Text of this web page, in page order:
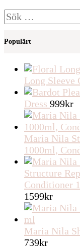
Sök
efter:
Populärt
Long Sleeve
Dress 999kr
Maria Nila
1000ml,
Structure
Conditioner
1599kr
Maria Nila
739kr